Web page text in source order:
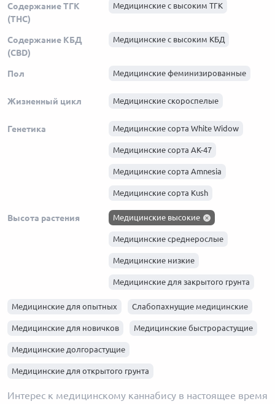
Содержание ТГК
(THC)
Медицинские с высоким ТГК
Содержание КБД
(CBD)
Медицинские с высоким КБД
Пол Медицинские феминизированные
Жизненный цикл Медицинские скороспелые
Генетика Медицинские сорта White Widow
Медицинские сорта АК-47
Медицинские сорта Amnesia
Медицинские сорта Kush
Медицинские сорта Haze
Медицинские сорта Skunk
Медицинские сорта Afghani
Высота растения Медицинские высокие
Медицинские среднерослые
Медицинские низкие
Медицинские для закрытого грунта
Медицинские для опытных Слабопахнущие медицинские
Медицинские для новичков Медицинские быстрорастущие
Медицинские долгорастущие
Медицинские для открытого грунта
Интерес к медицинскому каннабису в настоящее время